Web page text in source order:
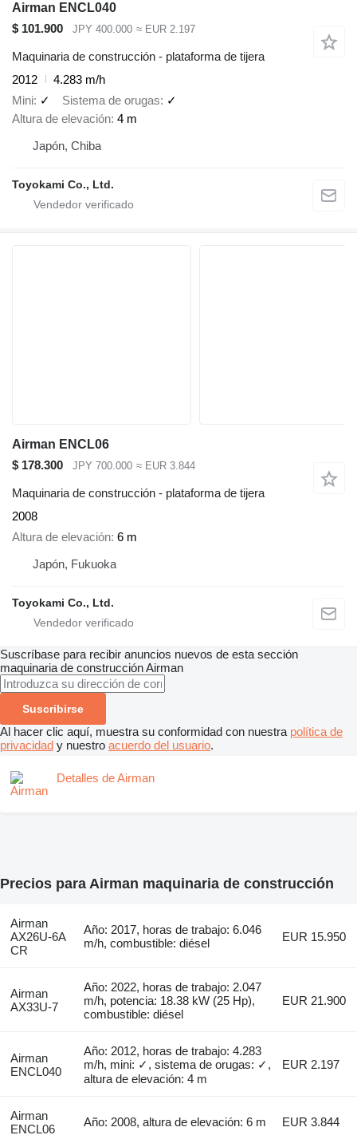
Airman ENCL040
$ 101.900
JPY 400.000 ≈ EUR 2.197
Maquinaria de construcción - plataforma de tijera
2012
4.283 m/h
Mini ✓ Sistema de orugas
✓
Altura de elevación 4 m
Japón, Chiba
Toyokami Co., Ltd.
Airman ENCL06
$ 178.300
JPY 700.000 ≈ EUR 3.844
Maquinaria de construcción - plataforma de tijera
2008
Altura de elevación 6 m
Japón, Fukuoka
Toyokami Co., Ltd.
Suscríbase para recibir anuncios nuevos de esta sección
maquinaria de construcciónAirman
Suscribirse
Al hacer clic aquí, muestra su conformidad con nuestra política de
privacidad y nuestro acuerdo del usuario.
Detalles de Airman
Precios para Airman maquinaria de construcción
Airman
AX26U-6A
CR
Año: 2017, horas de trabajo: 6.046
m/h, combustible: diésel
EUR 15.950
Airman
AX33U-7
Año: 2022, horas de trabajo: 2.047
m/h, potencia: 18.38 kW (25 Hp),
combustible: diésel
EUR 21.900
Airman
ENCL040
Año: 2012, horas de trabajo: 4.283
m/h, mini: ✓, sistema de orugas: ✓,
altura de elevación: 4 m
EUR 2.197
Airman
ENCL06
Año: 2008, altura de elevación: 6 m EUR 3.844